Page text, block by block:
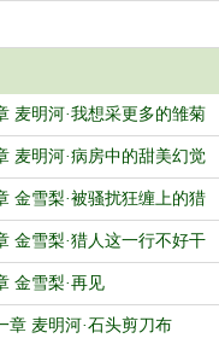
麦明河·我想采更多的雏菊
麦明河·病房中的甜美幻觉
金雪梨·被骚扰狂缠上的猎
金雪梨·猎人这一行不好干
金雪梨·再见
章 麦明河·石头剪刀布